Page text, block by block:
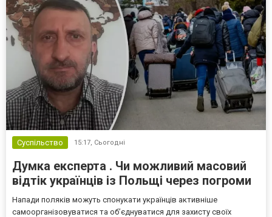
Суспільство 15:17, Сьогодні
Думка експерта . Чи можливий масовий
відтік українців із Польщі через погроми
Напади поляків можуть спонукати українців активніше
самоорганізовуватися та об’єднуватися для захисту своїх